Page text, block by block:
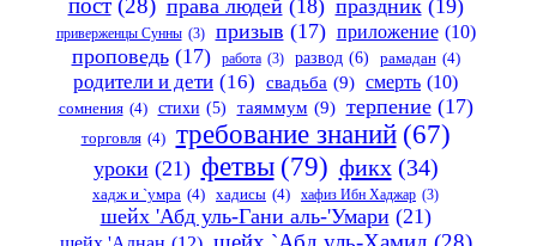
права людей (18) праздник (19)
приверженцы Сунны (3) призыв (17) приложение (10)
проповедь (17) работа (3) развод (6) рамадан (4)
родители и дети (16) свадьба (9) смерть (10)
сомнения (4) стихи (5) таяммум (9) терпение (17)
торговля (4) требование знаний (67)
уроки (21) фетвы (79) фикх (34)
хадж и `умра (4) хадисы (4) хафиз Ибн Хаджар (3)
шейх 'Абд уль-Гани аль-'Умари (21)